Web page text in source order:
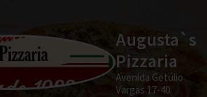
Augusta`s
Pizzaria
Avenida Getúlio
Vargas 17-40